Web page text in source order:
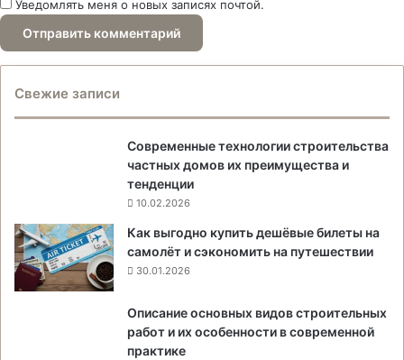
Уведомлять меня о новых записях почтой.
Свежие записи
Современные технологии строительства
частных домов их преимущества и
тенденции
10.02.2026
Как выгодно купить дешёвые билеты на
самолёт и сэкономить на путешествии
30.01.2026
Описание основных видов строительных
работ и их особенности в современной
практике